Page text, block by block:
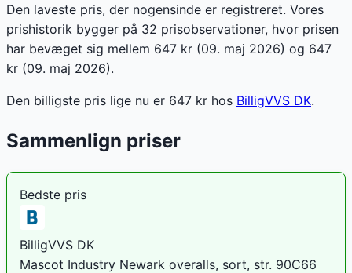
Den laveste pris, der nogensinde er registreret. Vores
prishistorik bygger på 32 prisobservationer, hvor prisen
har bevæget sig mellem 647 kr (09. maj 2026) og 647
kr (09. maj 2026).
Den billigste pris lige nu er 647 kr hos BilligVVS DK.
Sammenlign priser
Bedste pris
BilligVVS DK
Mascot Industry Newark overalls, sort, str. 90C66